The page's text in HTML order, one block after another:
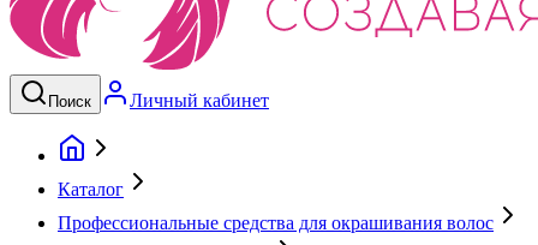
Поиск Личный кабинет
Каталог
Профессиональные средства для окрашивания волос